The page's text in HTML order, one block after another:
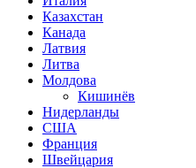
Казахстан
Канада
Латвия
Литва
Молдова
Кишинёв
Нидерланды
США
Франция
Швейцария